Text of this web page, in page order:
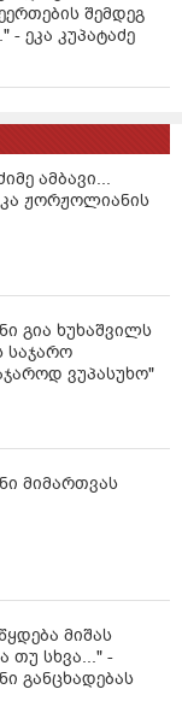
შემდეგ
- ეკა კუპატაძე
ამბავი...
ჟორჟოლიანის
გია ხუხაშვილს
საჯარო
ვუპასუხო"
მიმართვას
მიშას
თუ სხვა..." -
განცხადებას